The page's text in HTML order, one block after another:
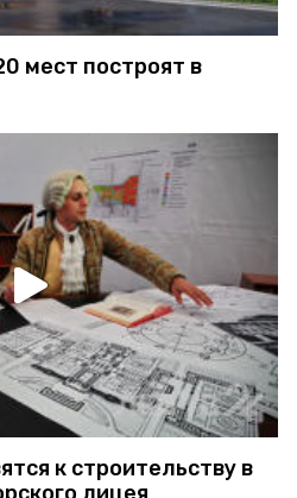
мест построят в
к строительству в